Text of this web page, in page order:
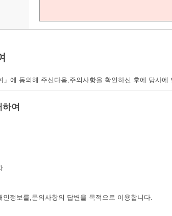
에 동의해 주신다음,주의사항을 확인하신 후에 당사에
여
정보를,문의사항의 답변을 목적으로 이용합니다.